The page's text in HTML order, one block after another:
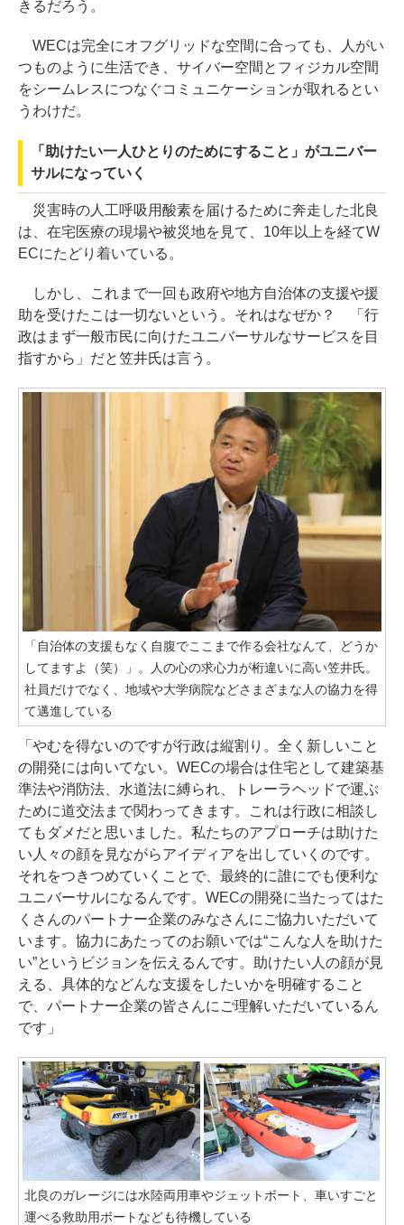
きるだろう。
WECは完全にオフグリッドな空間に合っても、人がい
つものように生活でき、サイバー空間とフィジカル空間
をシームレスにつなぐコミュニケーションが取れるとい
うわけだ。
「助けたい一人ひとりのためにすること」がユニバー
サルになっていく
災害時の人工呼吸用酸素を届けるために奔走した北良
は、在宅医療の現場や被災地を見て、10年以上を経てW
ECにたどり着いている。
しかし、これまで一回も政府や地方自治体の支援や援
助を受けたこは一切ないという。それはなぜか？ 「行
政はまず一般市民に向けたユニバーサルなサービスを目
指すから」だと笠井氏は言う。
「自治体の支援もなく自腹でここまで作る会社なんて、どうか
してますよ（笑）」。人の心の求心力が桁違いに高い笠井氏。
社員だけでなく、地域や大学病院などさまざまな人の協力を得
て邁進している
「やむを得ないのですが行政は縦割り。全く新しいこと
の開発には向いてない。WECの場合は住宅として建築基
準法や消防法、水道法に縛られ、トレーラヘッドで運ぶ
ために道交法まで関わってきます。これは行政に相談し
てもダメだと思いました。私たちのアプローチは助けた
い人々の顔を見ながらアイディアを出していくのです。
それをつきつめていくことで、最終的に誰にでも便利な
ユニバーサルになるんです。WECの開発に当たってはた
くさんのパートナー企業のみなさんにご協力いただいて
います。協力にあたってのお願いでは“こんな人を助けた
い”というビジョンを伝えるんです。助けたい人の顔が見
える、具体的などんな支援をしたいかを明確すること
で、パートナー企業の皆さんにご理解いただいているん
です」
北良のガレージには水陸両用車やジェットボート、車いすごと
運べる救助用ボートなども待機している